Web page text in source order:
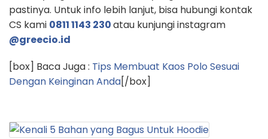
pastinya. Untuk info lebih lanjut, bisa hubungi kontak
CS kami 0811 1143 230atau kunjungi instagram
@greecio.id
[box] Baca Juga : Tips Membuat Kaos Polo Sesuai
Dengan Keinginan Anda[/box]